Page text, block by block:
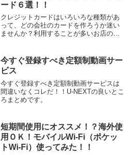
ード６選！！
クレジットカードはいろいろな種類があ
って、どの会社のカードを作ろうか迷い
ませんか？利用することが多いお店のカ
りします。そんな特徴のあるクレジット
カードをまとめました。良くご利用する
お店のカードがあれば発行をオススメし
ます！
今すぐ登録すべき定額制動画サー
ビス
今すぐ登録すべき定額制動画サービスは
間違いなくコレだ！！U-NEXTの良いとこ
ろまとめです。
短期間使用にオススメ！？海外使
用ＯＫ！モバイルWi-Fi（ポケッ
トWi-Fi）使ってみた！！